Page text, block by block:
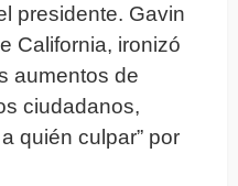
presidente. Gavin
California, ironizó
aumentos de
ciudadanos,
quién culpar” por